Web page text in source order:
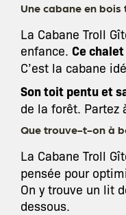
Une cabane en
La Cabane Troll
enfance. Ce
C’est la cabane
Son toit pentu et
de la forêt. Partez
Que trouve-t-on à
La Cabane Troll
pensée pour
On y trouve un lit
dessous.